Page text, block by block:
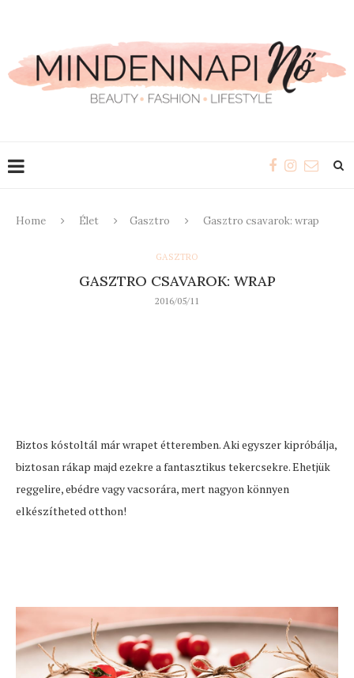
Home Élet Gasztro Gasztro csavarok: wrap
GASZTRO
GASZTRO CSAVAROK: WRAP
2016/05/11
Biztos kóstoltál már wrapet étteremben. Aki egyszer kipróbálja,
biztosan rákap majd ezekre a fantasztikus tekercsekre. Ehetjük
reggelire, ebédre vagy vacsorára, mert nagyon könnyen
elkészítheted otthon!